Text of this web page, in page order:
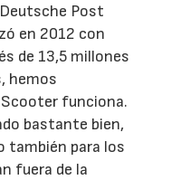
Post
en 2012 con
de 13,5 millones
hemos
funciona.
bastante bien,
también para los
fuera de la